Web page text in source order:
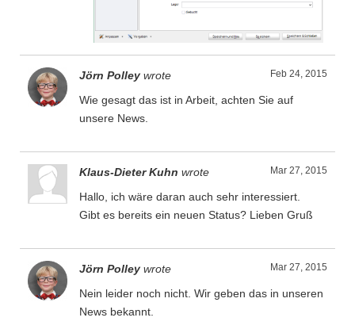
Feb 24, 2015
Jörn Polley wrote
Wie gesagt das ist in Arbeit, achten Sie auf
unsere News.
Mar 27, 2015
Klaus-Dieter Kuhn wrote
Hallo, ich wäre daran auch sehr interessiert.
Gibt es bereits ein neuen Status? Lieben Gruß
Mar 27, 2015
Jörn Polley wrote
Nein leider noch nicht. Wir geben das in unseren
News bekannt.